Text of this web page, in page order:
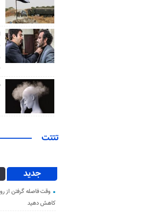
تتتت
جدید
وقت فاصله گرفتن از
کاهش دهید